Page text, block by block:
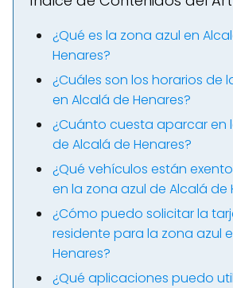
¿Qué es la zona azul en
Henares?
¿Cuáles son los horarios de
en Alcalá de Henares?
¿Cuánto cuesta aparcar en
de Alcalá de Henares?
¿Qué vehículos están
en la zona azul de Alcalá de
¿Cómo puedo solicitar la
residente para la zona azul
Henares?
¿Qué aplicaciones puedo